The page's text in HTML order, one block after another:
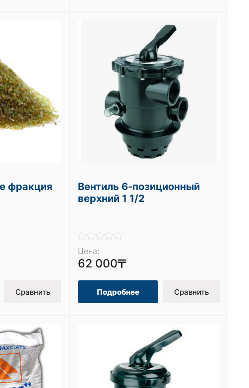
фракция
Сравнить
Вентиль 6-позиционный
верхний 1 1/2
Цена:
62 000
Подробнее Сравнить